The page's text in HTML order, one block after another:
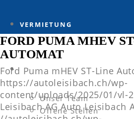
VERMIETUNG
FIRMA
Unser Team
Offene Stellen
FORD PUMA MHEV
AUTOMAT
Ford Puma mHEV ST-Line
https://autoleisibach.ch/wp-
content/uploads/2025/01/vl-
Leisibach AG Auto Leisibach